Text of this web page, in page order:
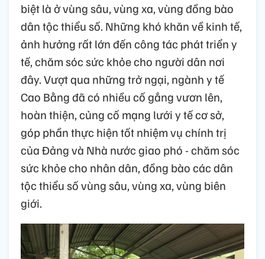
biệt là ở vùng sâu, vùng xa, vùng đồng bào
dân tộc thiểu số. Những khó khăn về kinh tế,
ảnh hưởng rất lớn đến công tác phát triển y
tế, chăm sóc sức khỏe cho người dân nơi
đây. Vượt qua những trở ngại, ngành y tế
Cao Bằng đã có nhiều cố gắng vươn lên,
hoàn thiện, củng cố mạng lưới y tế cơ sở,
góp phần thực hiện tốt nhiệm vụ chính trị
của Đảng và Nhà nước giao phó - chăm sóc
sức khỏe cho nhân dân, đồng bào các dân
tộc thiểu số vùng sâu, vùng xa, vùng biên
giới.